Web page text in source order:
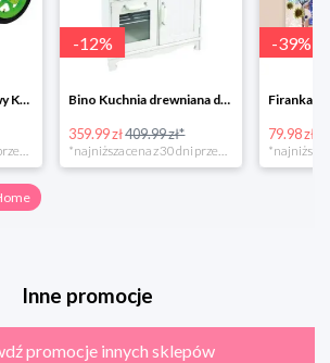
Bino Rowerek biegowy Krecik
-12%
Bino Kuchnia drewniana dla dzieci Provence
359.99 zł409.99 zł*
-39%
79.98 zł
Inne promocje
promocje innych sklepów